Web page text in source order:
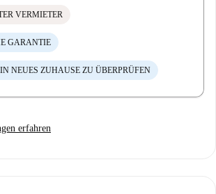
VERMIETER
GARANTIE
NEUES ZUHAUSE ZU ÜBERPRÜFEN
erfahren